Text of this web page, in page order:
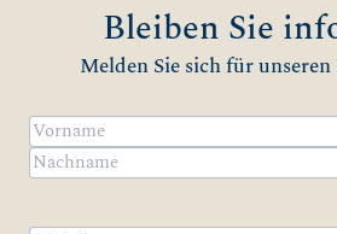
Bleiben Sie
Melden Sie sich für
Name(erforderlich)
Vorname